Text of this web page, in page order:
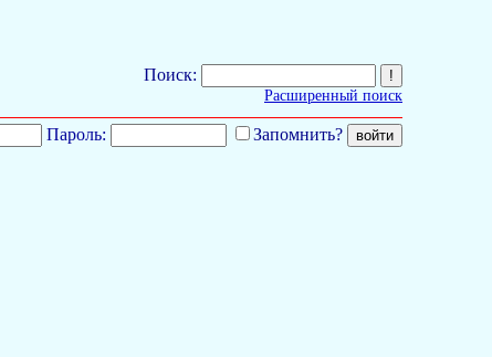
Поиск:
Расширенный поиск
Пароль: Запомнить?